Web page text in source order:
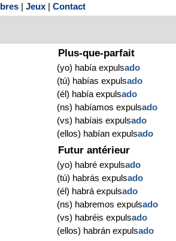
Jeux Contact
Plus-que-parfait
(yo) había expulsado
(tú) habías expulsado
(él) había expulsado
(ns) habíamos expulsado
(vs) habíais expulsado
(ellos) habían expulsado
Futur antérieur
(yo) habré expulsado
(tú) habrás expulsado
(él) habrá expulsado
(ns) habremos expulsado
(vs) habréis expulsado
(ellos) habrán expulsado